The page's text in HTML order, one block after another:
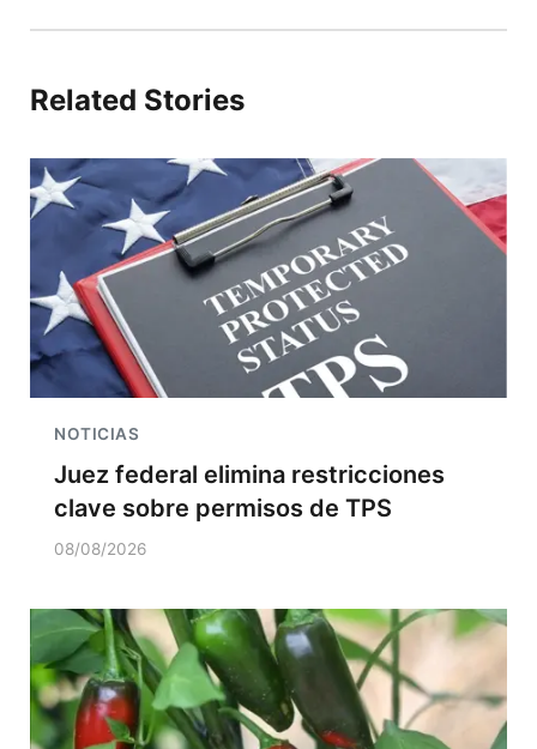
Related Stories
NOTICIAS
Juez federal elimina restricciones
clave sobre permisos de TPS
08/08/2026